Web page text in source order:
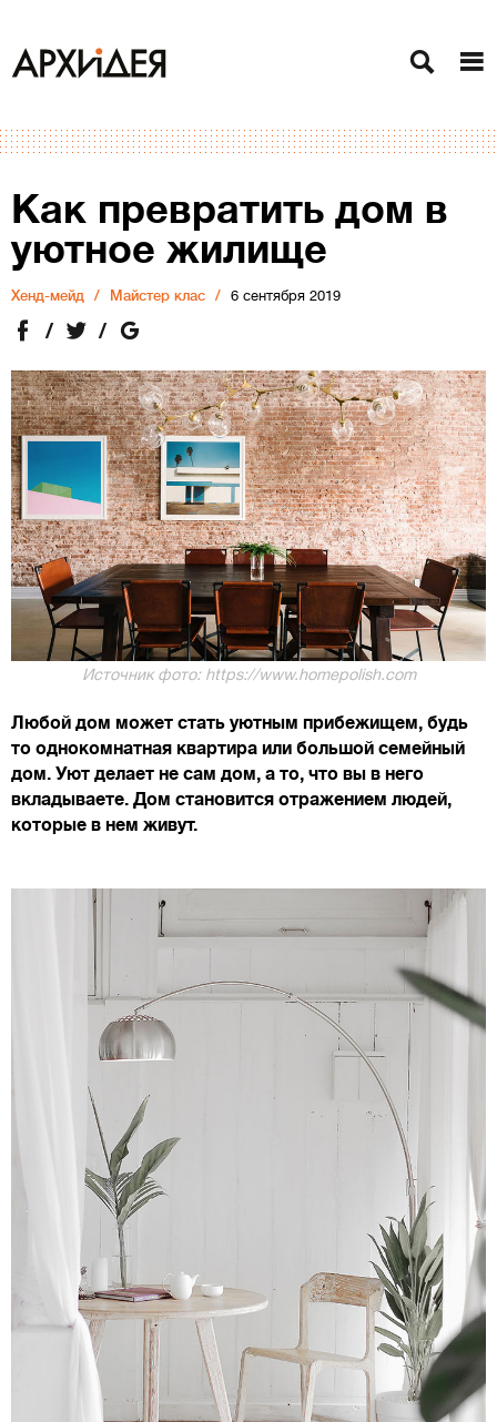
Как превратить дом в
уютное жилище
Хенд-мейд Майстер клас 6 сентября 2019
Источник фото: https://www.homepolish.com
Любой дом может стать уютным прибежищем, будь
то однокомнатная квартира или большой семейный
дом. Уют делает не сам дом, а то, что вы в него
вкладываете. Дом становится отражением людей,
которые в нем живут.